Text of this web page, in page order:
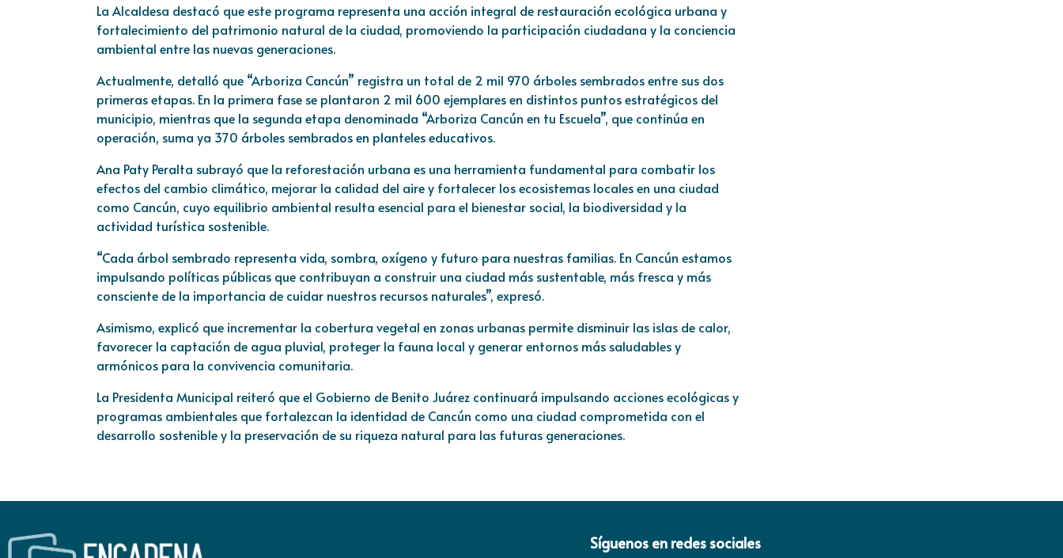
La Alcaldesa destacó que este programa representa una acción integral de restauración ecológica urbana y
fortalecimiento del patrimonio natural de la ciudad, promoviendo la participación ciudadana y la conciencia
ambiental entre las nuevas generaciones.
Actualmente, detalló que “Arboriza Cancún” registra un total de 2 mil 970 árboles sembrados entre sus dos
primeras etapas. En la primera fase se plantaron 2 mil 600 ejemplares en distintos puntos estratégicos del
municipio, mientras que la segunda etapa denominada “Arboriza Cancún en tu Escuela”, que continúa en
operación, suma ya 370 árboles sembrados en planteles educativos.
Ana Paty Peralta subrayó que la reforestación urbana es una herramienta fundamental para combatir los
efectos del cambio climático, mejorar la calidad del aire y fortalecer los ecosistemas locales en una ciudad
como Cancún, cuyo equilibrio ambiental resulta esencial para el bienestar social, la biodiversidad y la
actividad turística sostenible.
“Cada árbol sembrado representa vida, sombra, oxígeno y futuro para nuestras familias. En Cancún estamos
impulsando políticas públicas que contribuyan a construir una ciudad más sustentable, más fresca y más
consciente de la importancia de cuidar nuestros recursos naturales”, expresó.
Asimismo, explicó que incrementar la cobertura vegetal en zonas urbanas permite disminuir las islas de calor,
favorecer la captación de agua pluvial, proteger la fauna local y generar entornos más saludables y
armónicos para la convivencia comunitaria.
La Presidenta Municipal reiteró que el Gobierno de Benito Juárez continuará impulsando acciones ecológicas y
programas ambientales que fortalezcan la identidad de Cancún como una ciudad comprometida con el
desarrollo sostenible y la preservación de su riqueza natural para las futuras generaciones.
Síguenos en redes sociales